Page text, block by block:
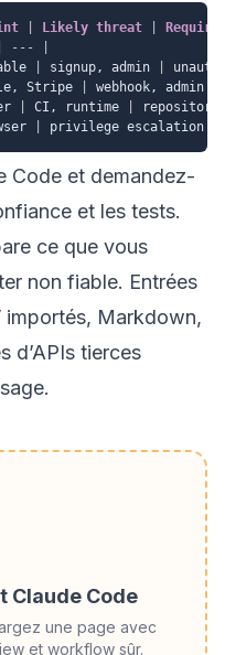
Likely threat
---
signup, admin
Stripe webhook, admin
CI, runtime
privilege escalation
Code et demandez-
et les tests.
ce que vous
non fiable. Entrées
importés, Markdown,
d’APIs tierces
Claude Code
une page avec
et workflow sûr.